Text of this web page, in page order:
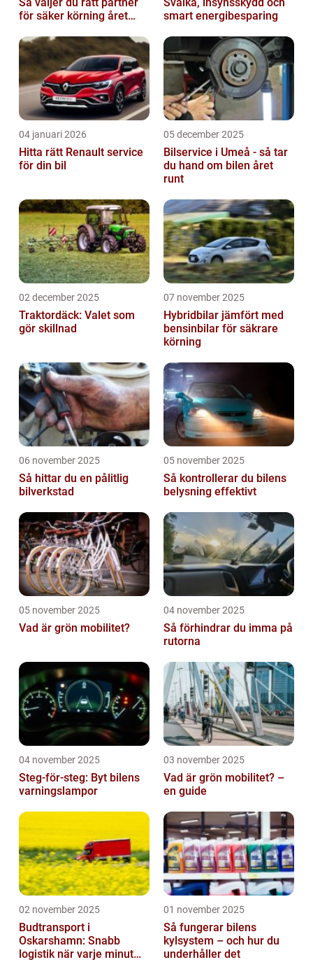
för säker körning året
smart energibesparing
04 januari 2026
Hitta rätt Renault service
för din bil
05 december 2025
Bilservice i Umeå - så tar
du hand om bilen året
runt
02 december 2025
Traktordäck: Valet som
gör skillnad
07 november 2025
Hybridbilar jämfört med
bensinbilar för säkrare
körning
06 november 2025
Så hittar du en pålitlig
bilverkstad
05 november 2025
Så kontrollerar du bilens
belysning effektivt
05 november 2025
Vad är grön mobilitet?
04 november 2025
Så förhindrar du imma på
rutorna
04 november 2025
Steg-för-steg: Byt bilens
varningslampor
03 november 2025
Vad är grön mobilitet? –
en guide
02 november 2025
Budtransport i
Oskarshamn: Snabb
logistik när varje minut
01 november 2025
Så fungerar bilens
kylsystem – och hur du
underhåller det